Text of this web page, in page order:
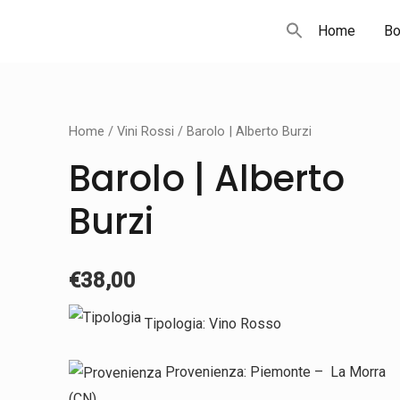
Home
Home /Vini Rossi / Barolo | Alberto Burzi
Barolo | Alberto
Burzi
€38,00
Tipologia: Vino Rosso
Provenienza: Piemonte – La Morra
Barolo
Alberto
Burzi
quantity